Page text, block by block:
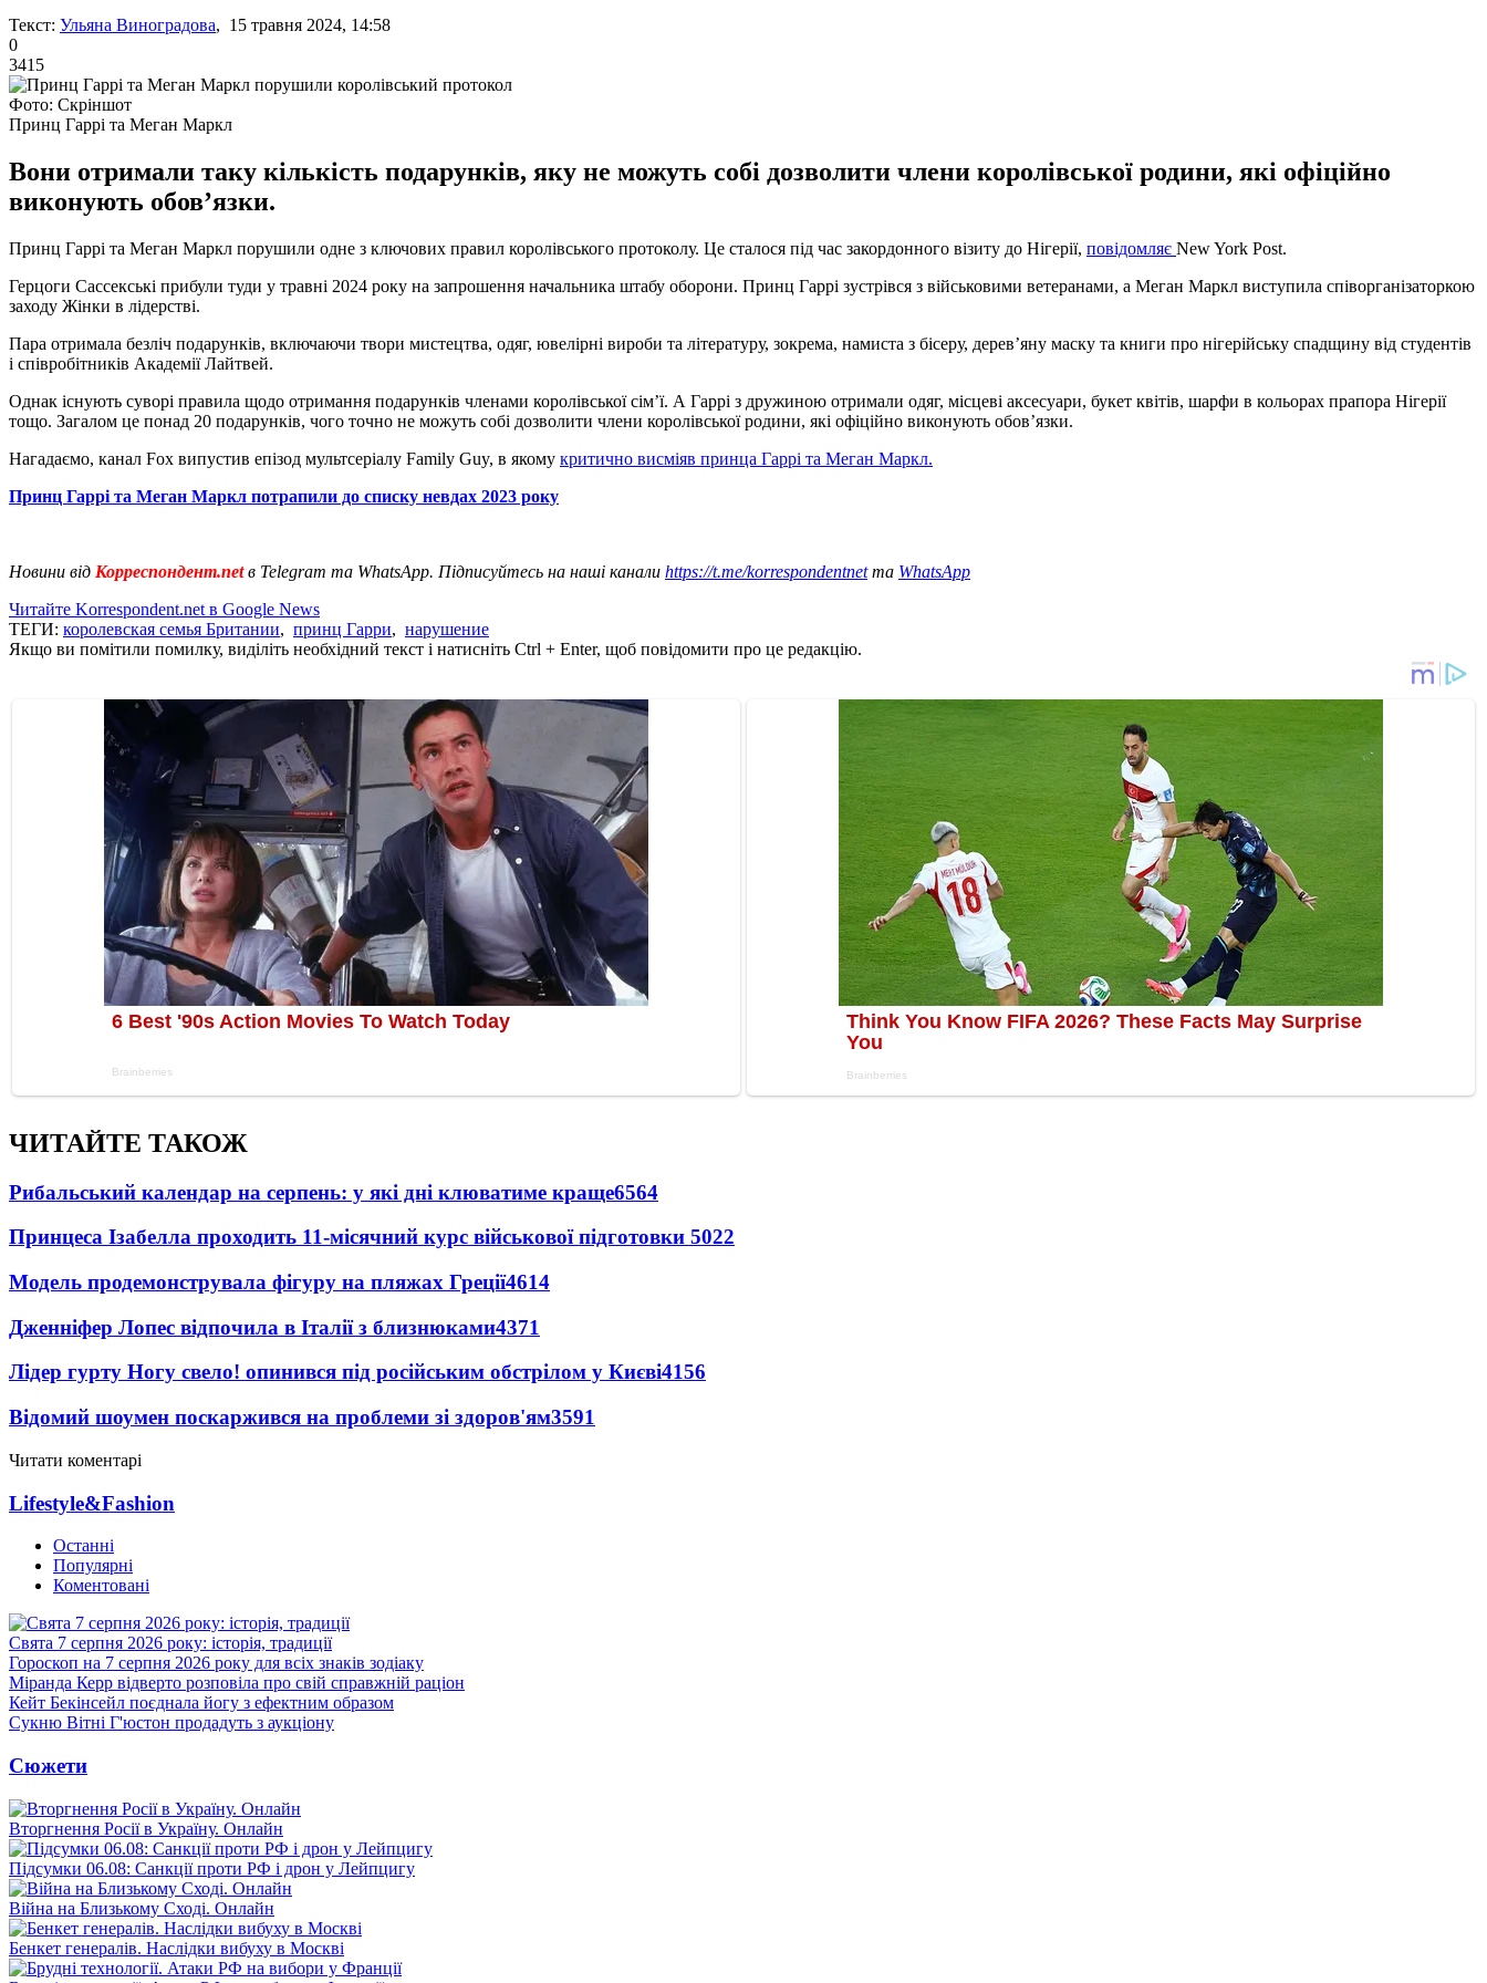
Текст: Ульяна Виноградова, 15 травня 2024, 14:58
0
3415
Фото: Скріншот
Принц Гаррі та Меган Маркл
Вони отримали таку кількість подарунків, яку не можуть собі дозволити члени королівської родини, які офіційно
виконують обовʼязки.
Принц Гаррі та Меган Маркл порушили одне з ключових правил королівського протоколу. Це сталося під час закордонного візиту до Нігерії, повідомляє New York Post.
Герцоги Сассекські прибули туди у травні 2024 року на запрошення начальника штабу оборони. Принц Гаррі зустрівся з військовими ветеранами, а Меган Маркл виступила співорганізаторкою
заходу Жінки в лідерстві.
Пара отримала безліч подарунків, включаючи твори мистецтва, одяг, ювелірні вироби та літературу, зокрема, намиста з бісеру, дерев’яну маску та книги про нігерійську спадщину від студентів
і співробітників Академії Лайтвей.
Однак існують суворі правила щодо отримання подарунків членами королівської сім’ї. А Гаррі з дружиною отримали одяг, місцеві аксесуари, букет квітів, шарфи в кольорах прапора Нігерії
тощо. Загалом це понад 20 подарунків, чого точно не можуть собі дозволити члени королівської родини, які офіційно виконують обовʼязки.
Нагадаємо, канал Fox випустив епізод мультсеріалу Family Guy, в якому критично висміяв принца Гаррі та Меган Маркл.
Принц Гаррі та Меган Маркл потрапили до списку невдах 2023 року
Новини від Корреспондент.netв Telegram та WhatsApp. Підписуйтесь на наші канали https://t.me/korrespondentnetта WhatsApp
Читайте Korrespondent.net в Google News
ТЕГИ: королевская семья Британии, принц Гарри, нарушение
Якщо ви помітили помилку, виділіть необхідний текст і натисніть Ctrl + Enter, щоб повідомити про це редакцію.
ЧИТАЙТЕ ТАКОЖ
Рибальський календар на серпень: у які дні клюватиме краще6564
Принцеса Ізабелла проходить 11-місячний курс військової підготовки 5022
Модель продемонструвала фігуру на пляжах Греції4614
Дженніфер Лопес відпочила в Італії з близнюками4371
Лідер гурту Ногу свело! опинився під російським обстрілом у Києві4156
Відомий шоумен поскаржився на проблеми зі здоров'ям3591
Читати коментарі
Lifestyle&Fashion
Останні
Популярні
Коментовані
Свята 7 серпня 2026 року: історія, традиції
Гороскоп на 7 серпня 2026 року для всіх знаків зодіаку
Міранда Керр відверто розповіла про свій справжній раціон
Кейт Бекінсейл поєднала йогу з ефектним образом
Сукню Вітні Г'юстон продадуть з аукціону
Сюжети
Вторгнення Росії в Україну. Онлайн
Підсумки 06.08: Санкції проти РФ і дрон у Лейпцигу
Війна на Близькому Сході. Онлайн
Бенкет генералів. Наслідки вибуху в Москві